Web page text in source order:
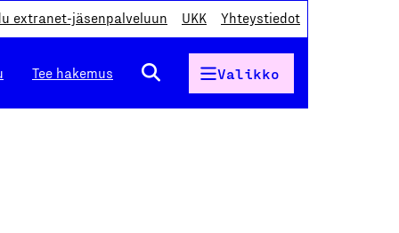
extranet-jäsenpalveluun UKK Yhteystiedot
Tee hakemus Valikko